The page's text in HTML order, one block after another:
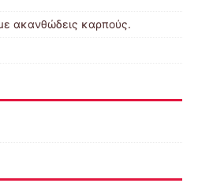
ακανθώδεις καρπούς.